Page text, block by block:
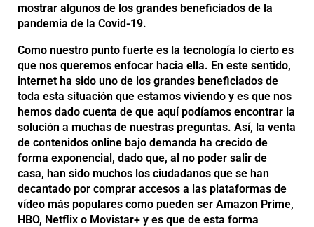
mostrar algunos de los grandes beneficiados de la
pandemia de la Covid-19.
Como nuestro punto fuerte es la tecnología lo cierto es
que nos queremos enfocar hacia ella. En este sentido,
internet ha sido uno de los grandes beneficiados de
toda esta situación que estamos viviendo y es que nos
hemos dado cuenta de que aquí podíamos encontrar la
solución a muchas de nuestras preguntas. Así, la venta
de contenidos online bajo demanda ha crecido de
forma exponencial, dado que, al no poder salir de
casa, han sido muchos los ciudadanos que se han
decantado por comprar accesos a las plataformas de
vídeo más populares como pueden ser Amazon Prime,
HBO, Netflix o Movistar+ y es que de esta forma